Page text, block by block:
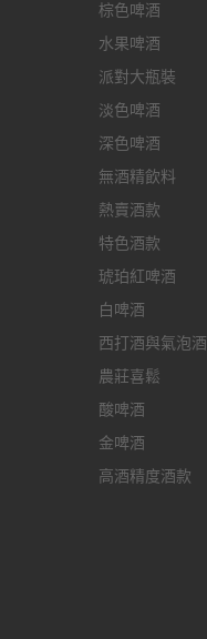
棕色啤酒
水果啤酒
派對大瓶裝
淡色啤酒
深色啤酒
無酒精飲料
熱賣酒款
特色酒款
琥珀紅啤酒
白啤酒
西打酒與氣泡酒
農莊喜鬆
酸啤酒
金啤酒
高酒精度酒款